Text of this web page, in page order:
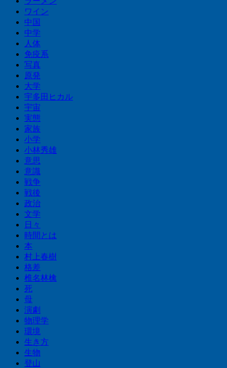
ワイン
中国
中学
人体
免疫系
写真
原発
大学
宇多田ヒカル
宇宙
実態
家族
小学
小林秀雄
意思
意識
戦争
戦後
政治
文学
日々
時間とは
本
村上春樹
格差
椎名林檎
死
母
演劇
物理学
環境
生き方
生物
登山